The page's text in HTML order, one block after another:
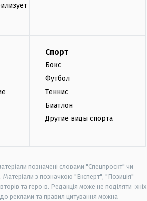
Спорт
Бокс
Футбол
Теннис
Биатлон
Другие виды спорта
позначені словами "Спецпроєкт" чи
Матеріали з позначкою "Експерт", "Позиція"
та героїв. Редакція може не поділяти їхніх
реклами та правил цитування можна